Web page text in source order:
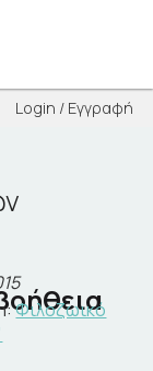
Login / Εγγραφή
Φιλοζωικό